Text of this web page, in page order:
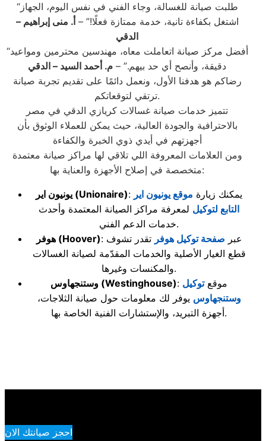
“طلبت صيانة للغسالة، وجاء الفني في نفس اليوم، الجهاز
اشتغل بكفاءة تانية، خدمة ممتازة فعلًا!” – أ. منى إبراهيم –
الدقي
“أفضل مركز صيانة اتعاملت معاه، مهندسين محترمين ومواعيد
دقيقة، وأنصح أي حد بيهم.” – م. أحمد السيد – الدقي
رضاكم هو هدفنا الأول، ونعمل دائمًا على تقديم تجربة صيانة
ترتقي لتوقعاتكم.
تتميز خدمات صيانة غسالات كريازي الدقي في مصر
بالاحترافية والجودة العالية، حيث يمكن للعملاء الوثوق بأن
أجهزتهم في أيدي ذوي الخبرة والكفاءة
ومن العلامات المعروفة اللي تلاقي لها مراكز صيانة معتمدة
متخصصة في إصلاح الأجهزة والعناية بها:
يونيون اير (Unionaire) : يمكنك زيارة موقع يونيون اير
التابع لتوكيل لمعرفة مراكز الصيانة المعتمدة وأحدث
خدمات الدعم الفني.
هوفر(Hoover) : عبر صفحة توكيل هوفر تقدر تشوف
قطع الغيار الأصلية والخدمات المقدّمة لصيانة الغسالات
والمكنسات وغيرها.
وستنجهاوس (Westinghouse) : موقعتوكيل
وستنجهاوس يوفر لك معلومات حول صيانة الثلاجات،
أجهزة التبريد، والإستشارات الفنية الخاصة بها.
احجز صيانتك الان